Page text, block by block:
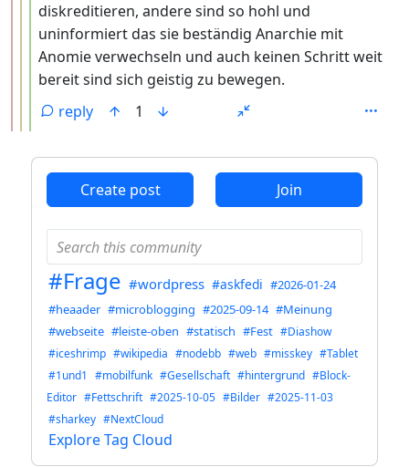
diskreditieren, andere sind so hohl und
uninformiert das sie beständig Anarchie mit
Anomie verwechseln und auch keinen Schritt weit
bereit sind sich geistig zu bewegen.
reply
1
Create post Join
#Frage #wordpress #askfedi #2026-01-24
#heaader #microblogging #2025-09-14 #Meinung
#webseite #leiste-oben #statisch #Fest #Diashow
#iceshrimp #wikipedia #nodebb #web #misskey #Tablet
#1und1 #mobilfunk #Gesellschaft #hintergrund #Block-
Editor #Fettschrift #2025-10-05 #Bilder #2025-11-03
#sharkey #NextCloud
Explore Tag Cloud